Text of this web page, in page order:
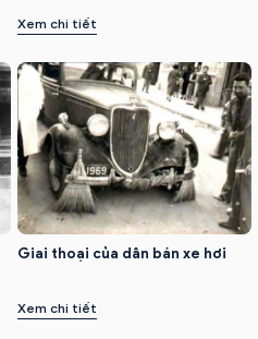
Xem chi tiết
Giai thoại của dân bán xe hơi
Xem chi tiết